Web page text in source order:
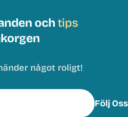
ochtips
något roligt!
Följ Oss